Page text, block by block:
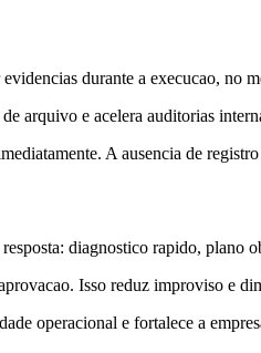
durante a execucao, no
arquivo e acelera auditorias
A ausencia de
diagnostico rapido, plano
Isso reduz improviso e
operacional e fortalece a